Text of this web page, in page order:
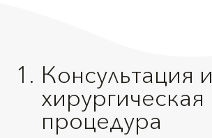
Консультация и
хирургическая
процедура